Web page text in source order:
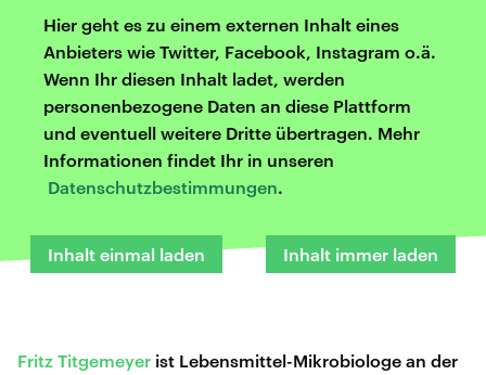
Hier geht es zu einem externen Inhalt eines
Anbieters wie Twitter, Facebook, Instagram o.ä.
Wenn Ihr diesen Inhalt ladet, werden
personenbezogene Daten an diese Plattform
und eventuell weitere Dritte übertragen. Mehr
Informationen findet Ihr in unseren
Datenschutzbestimmungen.
Inhalt einmal laden Inhalt immer laden
Fritz Titgemeyer ist Lebensmittel-Mikrobiologe an der